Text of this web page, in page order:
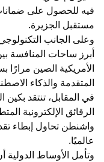
فيه للحصول على
مستقبل الجزيرة.
وعلى الجانب
أبرز ساحات المنافسة
الأمريكية الصين مرارًا
المتقدمة والذكاء
في المقابل، تنتقد بكين
الرقائق الإلكترونية
واشنطن تحاول إبطاء
عالميًا.
وتأمل الأوساط الدولية